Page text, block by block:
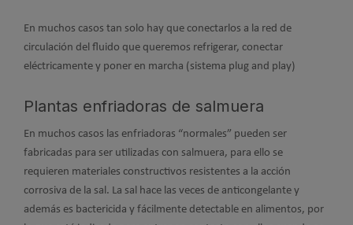
En muchos casos tan solo hay que conectarlos a la red de
circulación del fluido que queremos refrigerar, conectar
eléctricamente y poner en marcha (sistema plug and play)
Plantas enfriadoras de salmuera
En muchos casos las enfriadoras “normales” pueden ser
fabricadas para ser utilizadas con salmuera, para ello se
requieren materiales constructivos resistentes a la acción
corrosiva de la sal. La sal hace las veces de anticongelante y
además es bactericida y fácilmente detectable en alimentos, por